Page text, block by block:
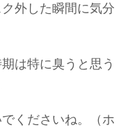
外した瞬間に気分
は特に臭うと思う
くださいね。（ホ